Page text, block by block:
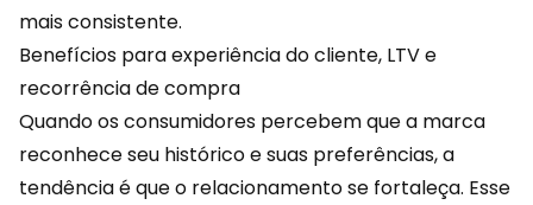
mais consistente.
Benefícios para experiência do cliente, LTV e
recorrência de compra
Quando os consumidores percebem que a marca
reconhece seu histórico e suas preferências, a
tendência é que o relacionamento se fortaleça. Esse